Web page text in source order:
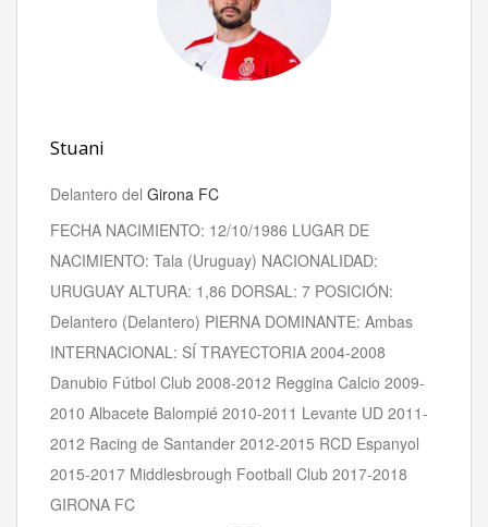
Stuani
Delantero del Girona FC
FECHA NACIMIENTO: 12/10/1986 LUGAR DE
NACIMIENTO: Tala (Uruguay) NACIONALIDAD:
URUGUAY ALTURA: 1,86 DORSAL: 7 POSICIÓN:
Delantero (Delantero) PIERNA DOMINANTE: Ambas
INTERNACIONAL: SÍ TRAYECTORIA 2004-2008
Danubio Fútbol Club 2008-2012 Reggina Calcio 2009-
2010 Albacete Balompié 2010-2011 Levante UD 2011-
2012 Racing de Santander 2012-2015 RCD Espanyol
2015-2017 Middlesbrough Football Club 2017-2018
GIRONA FC